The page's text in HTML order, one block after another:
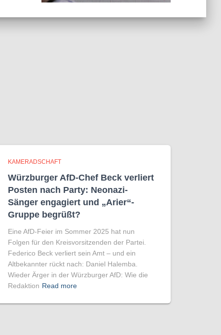
KAMERADSCHAFT
Würzburger AfD-Chef Beck verliert
Posten nach Party: Neonazi-
Sänger engagiert und „Arier“-
Gruppe begrüßt?
Eine AfD-Feier im Sommer 2025 hat nun
Folgen für den Kreisvorsitzenden der Partei.
Federico Beck verliert sein Amt – und ein
Altbekannter rückt nach: Daniel Halemba.
Wieder Ärger in der Würzburger AfD: Wie die
Redaktion Read more